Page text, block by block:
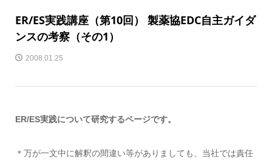
ER/ES実践講座（第10回） 製薬協EDC自主ガイダ
ンスの考察（その1）
2008.01.25
ER/ES実践について研究するページです。
＊万が一文中に解釈の間違い等がありましても、当社では責任